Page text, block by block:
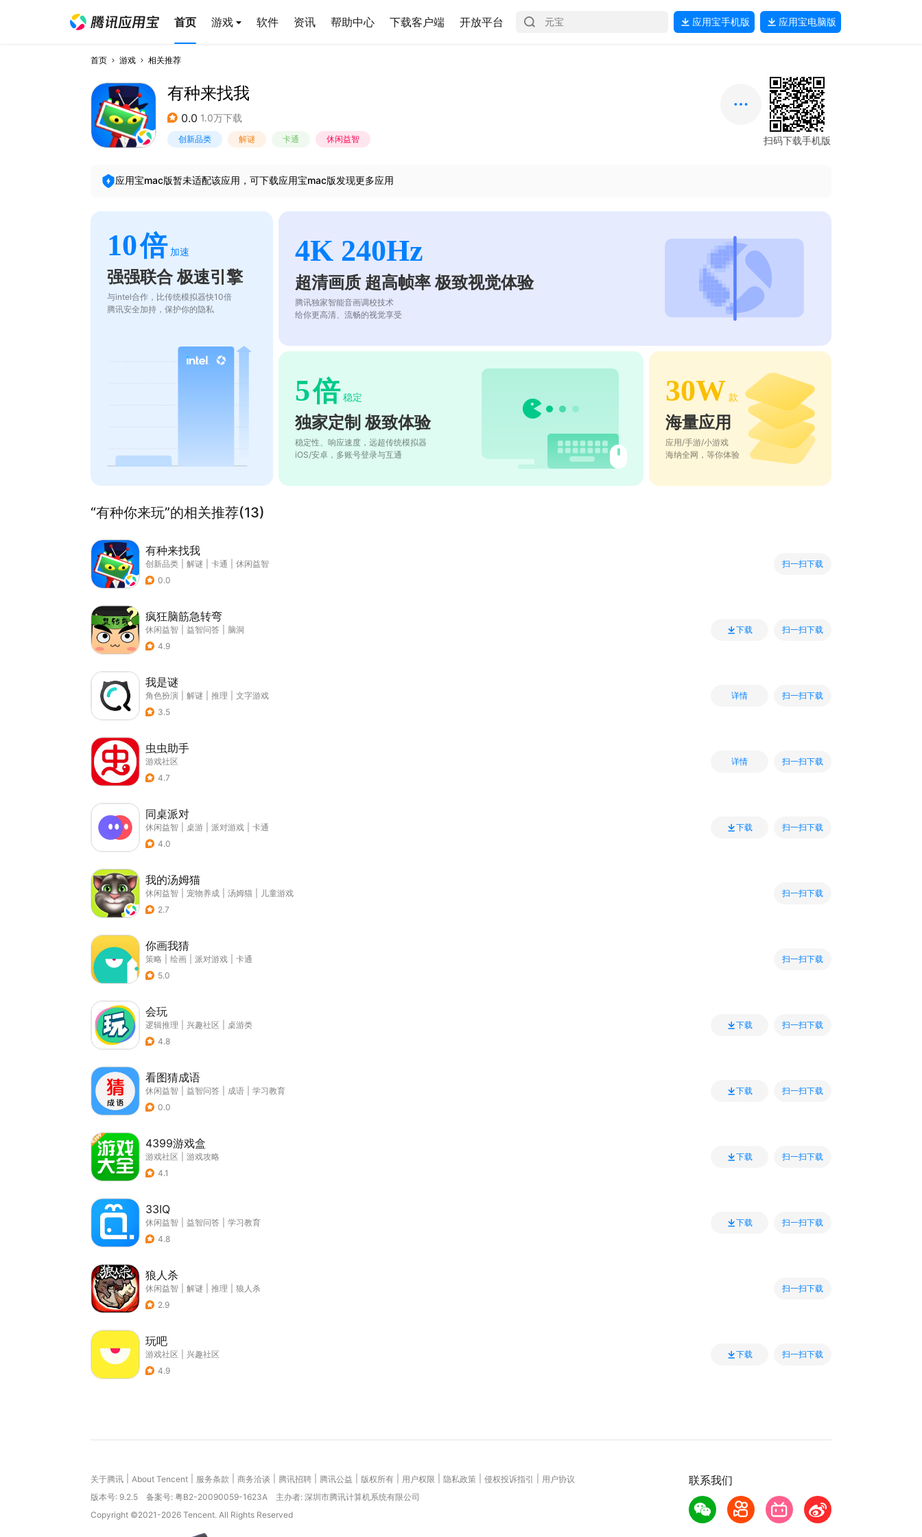
首页 游戏 软件 资讯 帮助中心 下载客户端 开放平台 应用宝手机版 应用宝电脑版
首页 游戏 相关推荐
有种来找我
0.0 1.0万下载
创新品类 解谜 卡通 休闲益智 扫码下载手机版
应用宝mac版暂未适配该应用，可下载应用宝mac版发现更多应用
10倍 加速
强强联合 极速引擎
与intel合作，比传统模拟器快10倍
腾讯安全加持，保护你的隐私
4K 240Hz
超清画质 超高帧率 极致视觉体验
腾讯独家智能音画调校技术
给你更高清、流畅的视觉享受
5倍 稳定
独家定制 极致体验
稳定性、响应速度，远超传统模拟器
iOS/安卓，多账号登录与互通
30W 款
海量应用
应用/手游/小游戏
海纳全网，等你体验
“有种你来玩”的相关推荐(13)
有种来找我
创新品类 解谜 卡通
休闲益智
0.0
扫一扫下载
疯狂脑筋急转弯
休闲益智 益智问答
脑洞
4.9
下载 扫一扫下载
我是谜
角色扮演 解谜 推理
文字游戏
3.5
详情 扫一扫下载
虫虫助手
游戏社区
4.7
详情 扫一扫下载
同桌派对
休闲益智 桌游 派对游戏
卡通
4.0
下载 扫一扫下载
我的汤姆猫
休闲益智 宠物养成 汤姆猫
儿童游戏
2.7
扫一扫下载
你画我猜
策略 绘画 派对游戏
卡通
5.0
扫一扫下载
会玩
逻辑推理 兴趣社区
桌游类
4.8
下载 扫一扫下载
看图猜成语
休闲益智 益智问答 成语
学习教育
0.0
下载 扫一扫下载
4399游戏盒
游戏社区
游戏攻略
4.1
下载 扫一扫下载
33IQ
休闲益智 益智问答
学习教育
4.8
下载 扫一扫下载
狼人杀
休闲益智 解谜 推理
狼人杀
2.9
扫一扫下载
玩吧
游戏社区
兴趣社区
4.9
下载 扫一扫下载
联系我们
关于腾讯 About Tencent 服务条款 商务洽谈 腾讯招聘 腾讯公益 版权所有 用户权限 隐私政策 侵权投诉指引
用户协议
版本号: 9.2.5 备案号: 粤B2-20090059-1623A
主办者: 深圳市腾讯计算机系统有限公司
Copyright ©2021-2026 Tencent. All Rights Reserved